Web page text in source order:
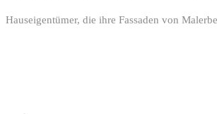
Hauseigentümer, die ihre Fassaden von